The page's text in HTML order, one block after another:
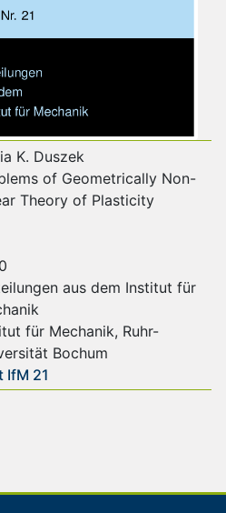
K. Duszek
of Geometrically Non-
Theory of Plasticity
aus dem Institut für
für Mechanik, Ruhr-
Bochum
IfM 21